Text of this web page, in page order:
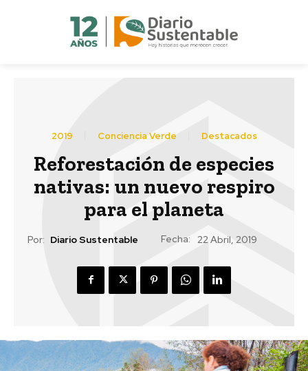
2019 Conciencia Verde Destacados
Reforestación de especies
nativas: un nuevo respiro
para el planeta
Por: Diario Sustentable Fecha: 22 Abril, 2019